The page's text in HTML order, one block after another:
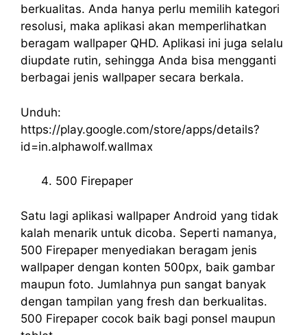
berkualitas. Anda hanya perlu memilih kategori
resolusi, maka aplikasi akan memperlihatkan
beragam wallpaper QHD. Aplikasi ini juga selalu
diupdate rutin, sehingga Anda bisa mengganti
berbagai jenis wallpaper secara berkala.
Unduh:
https://play.google.com/store/apps/details?
id=in.alphawolf.wallmax
500 Firepaper
Satu lagi aplikasi wallpaper Android yang tidak
kalah menarik untuk dicoba. Seperti namanya,
500 Firepaper menyediakan beragam jenis
wallpaper dengan konten 500px, baik gambar
maupun foto. Jumlahnya pun sangat banyak
dengan tampilan yang fresh dan berkualitas.
500 Firepaper cocok baik bagi ponsel maupun